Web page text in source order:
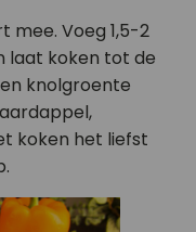
mee. Voeg 1,5-2
laat koken tot de
knolgroente
koken het liefst